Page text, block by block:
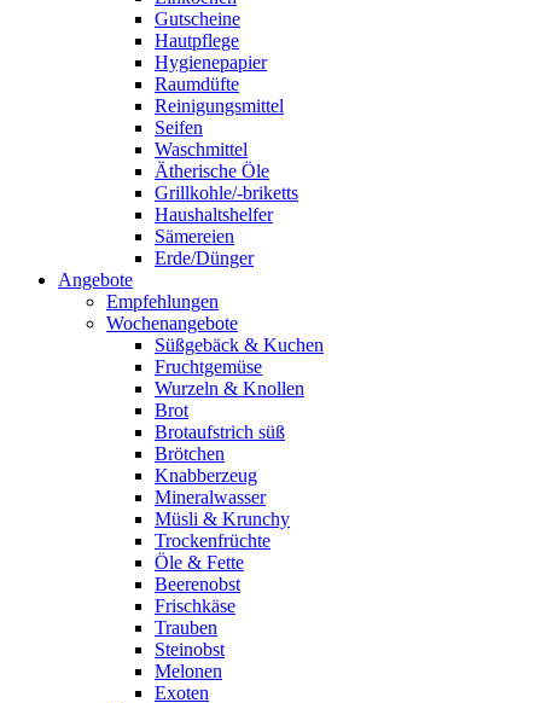
Gutscheine
Hautpflege
Hygienepapier
Raumdüfte
Reinigungsmittel
Seifen
Waschmittel
Ätherische Öle
Grillkohle/-briketts
Haushaltshelfer
Sämereien
Erde/Dünger
Angebote
Empfehlungen
Wochenangebote
Süßgebäck & Kuchen
Fruchtgemüse
Wurzeln & Knollen
Brot
Brotaufstrich süß
Brötchen
Knabberzeug
Mineralwasser
Müsli & Krunchy
Trockenfrüchte
Öle & Fette
Beerenobst
Frischkäse
Trauben
Steinobst
Melonen
Exoten